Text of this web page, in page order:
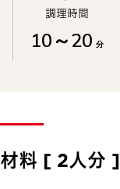
調理時間​
10～20 分
材料 [ 2人分 ]